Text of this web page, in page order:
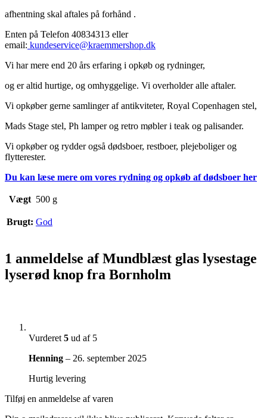
afhentning skal aftales på forhånd .
Enten på Telefon 40834313 eller
email: kundeservice@kraemmershop.dk
Vi har mere end 20 års erfaring i opkøb og rydninger,
og er altid hurtige, og omhyggelige. Vi overholder alle aftaler.
Vi opkøber gerne samlinger af antikviteter, Royal Copenhagen stel,
Mads Stage stel, Ph lamper og retro møbler i teak og palisander.
Vi opkøber og rydder også dødsboer, restboer, plejeboliger og
flytterester.
Du kan læse mere om vores rydning og opkøb af dødsboer her
Vægt 500 g
Brugt: God
1 anmeldelse afMundblæst glas lysestage
lyserød knop fra Bornholm
Vurderet 5 ud af 5
Henning – 26. september 2025
Hurtig levering
Tilføj en anmeldelse af varen